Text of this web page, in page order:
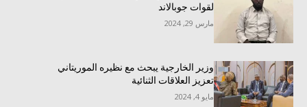
لقوات جوبالاند
مارس 29, 2024
وزير الخارجية يبحث مع نظيره الموريتاني
تعزيز العلاقات الثنائية
مايو 4, 2024